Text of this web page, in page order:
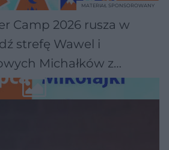
Camp 2026 rusza w
strefę Wawel i
Michałków z
MATERIAŁ SPONSOROWANY